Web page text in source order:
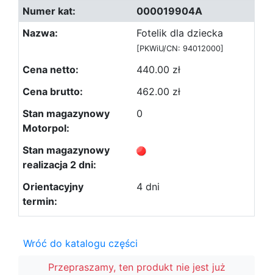
000019904A
Fotelik dla dziecka
[PKWiU/CN: 94012000]
440.00 zł
462.00 zł
0
4 dni
Wróć do katalogu części
Przepraszamy, ten produkt nie jest już